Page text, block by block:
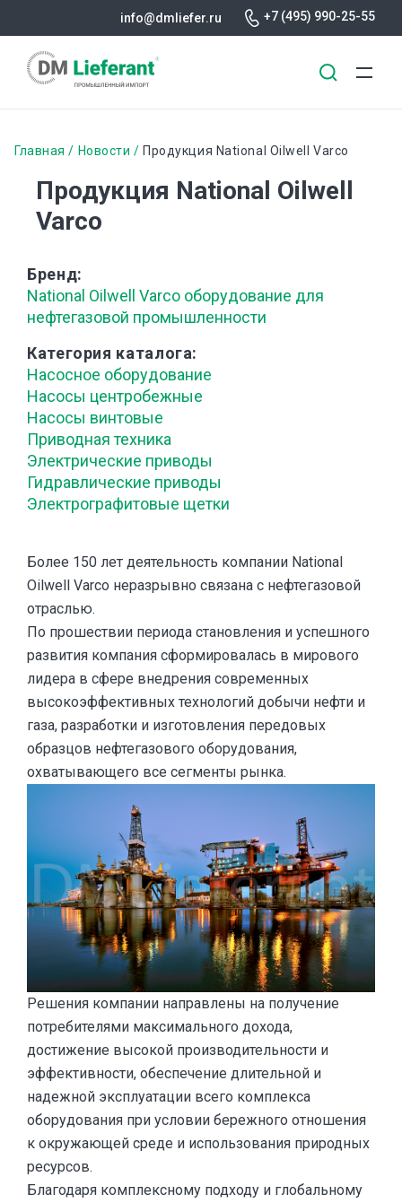
содержанию
info@dmliefer.ru +7 (495) 990-25-55
Строка
навигации
Главная Новости Продукция National Oilwell Varco
Продукция National Oilwell
Varco
Бренд
National Oilwell Varco оборудование для
нефтегазовой промышленности
Категория каталога
Насосное оборудование
Насосы центробежные
Насосы винтовые
Приводная техника
Электрические приводы
Гидравлические приводы
Электрографитовые щетки
Более 150 лет деятельность компании National
Oilwell Varco неразрывно связана с нефтегазовой
отраслью.
По прошествии периода становления и успешного
развития компания сформировалась в мирового
лидера в сфере внедрения современных
высокоэффективных технологий добычи нефти и
газа, разработки и изготовления передовых
образцов нефтегазового оборудования,
охватывающего все сегменты рынка.
Решения компании направлены на получение
потребителями максимального дохода,
достижение высокой производительности и
эффективности, обеспечение длительной и
надежной эксплуатации всего комплекса
оборудования при условии бережного отношения
к окружающей среде и использования природных
ресурсов.
Благодаря комплексному подходу и глобальному